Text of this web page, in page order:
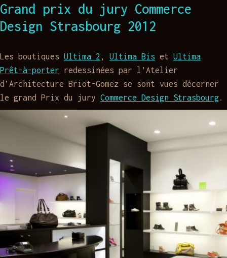
Grand prix du jury Commerce
Design Strasbourg 2012
Les boutiques Ultima 2 , Ultima Bis et Ultima
Prêt-à-porter redessinées par l’Atelier
d’Architecture Briot-Gomez se sont vues décerner
le grand Prix du jury Commerce Design Strasbourg.